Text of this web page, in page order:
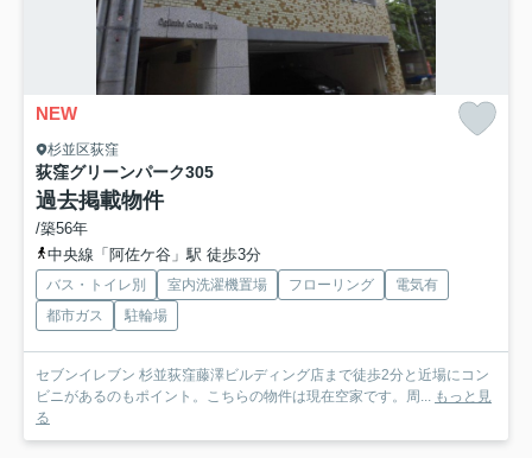
NEW
杉並区荻窪
荻窪グリーンパーク305
過去掲載物件
/築56年
中央線「阿佐ケ谷」駅 徒歩3分
バス・トイレ別 室内洗濯機置場 フローリング
電気有
都市ガス
駐輪場
セブンイレブン 杉並荻窪藤澤ビルディング店まで徒歩2分と近場にコン
ビニがあるのもポイント。こちらの物件は現在空家です。周...
もっと見
る